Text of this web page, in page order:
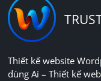
Thiết kế website
dùng Ai – Thiết kế